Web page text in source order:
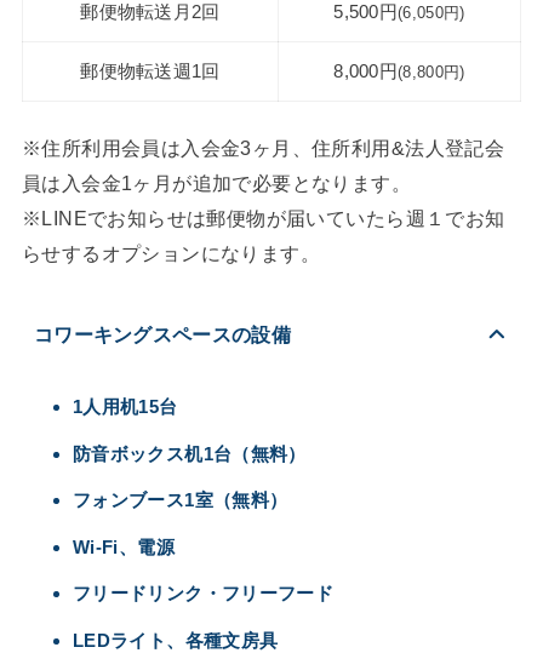
郵便物転送⽉2回 5,500円(6,050円)
郵便物転送週1回 8,000円(8,800円)
※住所利用会員は入会金3ヶ月、住所利用&法人登記会
員は入会金1ヶ月が追加で必要となります。
※LINEでお知らせは郵便物が届いていたら週１でお知
らせするオプションになります。
コワーキングスペースの設備
1人用机15台
防音ボックス机1台（無料）
フォンブース1室（無料）
Wi-Fi、電源
フリードリンク・フリーフード
LEDライト、各種文房具